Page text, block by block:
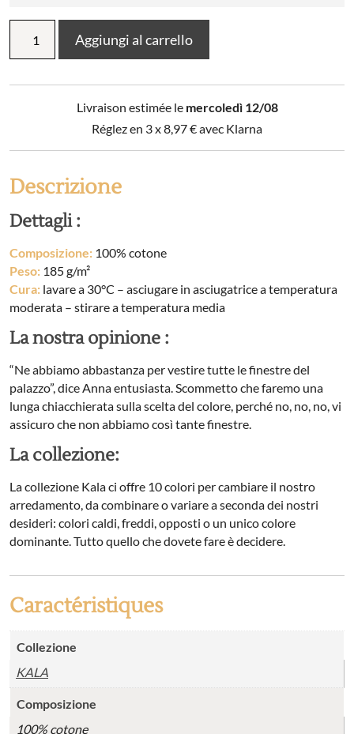
cotone
Aggiungi al carrello
Livraison estimée le mercoledì 12/08
Réglez en 3 x8,97€avec Klarna
Descrizione
Dettagli :
Composizione: 100% cotone
Peso: 185 g/m²
Cura: lavare a 30°C – asciugare in asciugatrice a temperatura
moderata – stirare a temperatura media
La nostra opinione :
“Ne abbiamo abbastanza per vestire tutte le finestre del
palazzo”, dice Anna entusiasta. Scommetto che faremo una
lunga chiacchierata sulla scelta del colore, perché no, no, no, vi
assicuro che non abbiamo così tante finestre.
La collezione:
La collezione Kala ci offre 10 colori per cambiare il nostro
arredamento, da combinare o variare a seconda dei nostri
desideri: colori caldi, freddi, opposti o un unico colore
dominante. Tutto quello che dovete fare è decidere.
Caractéristiques
Collezione
KALA
Composizione
100% cotone